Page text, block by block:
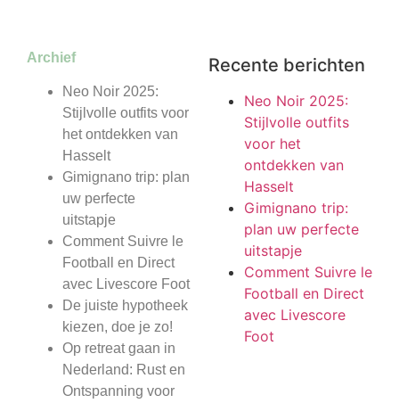
Archief
Neo Noir 2025:
Stijlvolle outfits voor
het ontdekken van
Hasselt
Gimignano trip: plan
uw perfecte
uitstapje
Comment Suivre le
Football en Direct
avec Livescore Foot
De juiste hypotheek
kiezen, doe je zo!
Op retreat gaan in
Nederland: Rust en
Ontspanning voor
Recente berichten
Neo Noir 2025:
Stijlvolle outfits
voor het
ontdekken van
Hasselt
Gimignano trip:
plan uw perfecte
uitstapje
Comment Suivre le
Football en Direct
avec Livescore
Foot